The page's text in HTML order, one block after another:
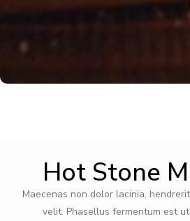
Hot Stone
Maecenas non dolor lacinia,
velit. Phasellus fermentum est